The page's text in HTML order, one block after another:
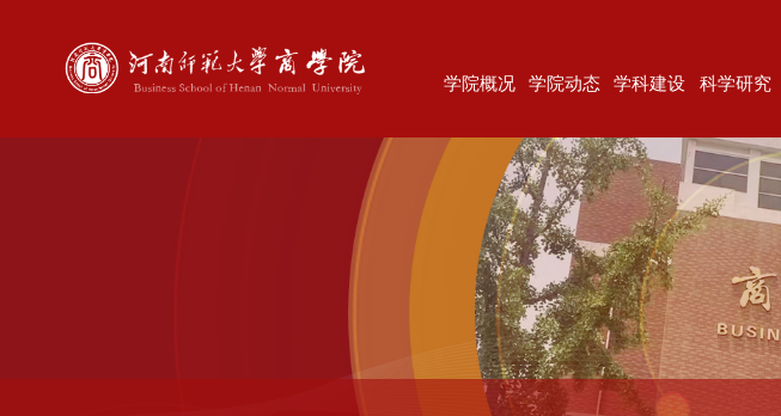
学院概况 学院动态 学科建设 科学研究